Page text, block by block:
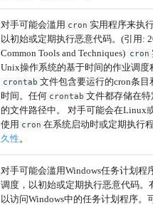
对手可能会滥用 cron 实用程序来执
以初始或定期执行恶意代码。(引用:
Common Tools and Techniques) cron
Unix操作系统的基于时间的作业调度
crontab 文件包含要运行的cron条目
时间。任何 crontab 文件都存储在
的文件路径中。 对手可能会在Linux
使用 cron 在系统启动时或定期执行
久性。
对手可能会滥用Windows任务计划程
调度，以初始或定期执行恶意代码。
以访问Windows中的任务计划程序。